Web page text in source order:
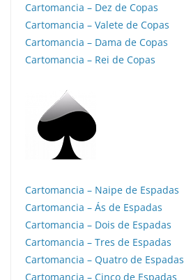
Cartomancia – Dez de Copas
Cartomancia – Valete de Copas
Cartomancia – Dama de Copas
Cartomancia – Rei de Copas
Cartomancia – Naipe de Espadas
Cartomancia – Ás de Espadas
Cartomancia – Dois de Espadas
Cartomancia – Tres de Espadas
Cartomancia – Quatro de Espadas
Cartomancia – Cinco de Espadas